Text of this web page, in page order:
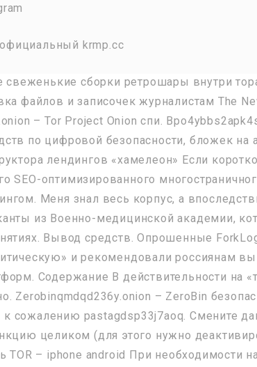
свеженькие сборки ретрошары внутри
файлов и записочек журналистам The
– Tor Project Onion спи.
по цифровой безопасности, бложек на
лендингов «хамелеон» Если
SEO-оптимизированного
Меня знал весь корпус, а
из Военно-медицинской академии,
Вывод средств. Опрошенные
и рекомендовали россиянам
Содержание В действительности на
Zerobinqmdqd236y.onion – ZeroBin
к сожалению pastagdsp33j7aoq. Смените
целиком (для этого нужно
TOR – iphone android При